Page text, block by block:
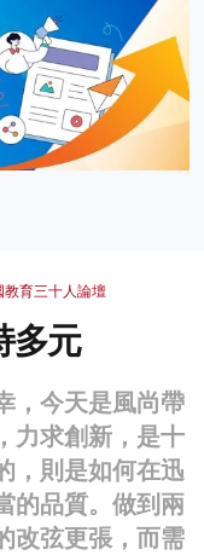
教育三十人論壇
多元
，今天是風尚帶
力求創新，是十
，則是如何在迅
的品質。做到兩
改弦更張，而需